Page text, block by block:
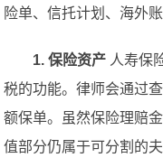
险单、信托计划、海外
1. 保险资产 人寿保
税的功能。律师会通过
额保单。虽然保险理赔
值部分仍属于可分割的